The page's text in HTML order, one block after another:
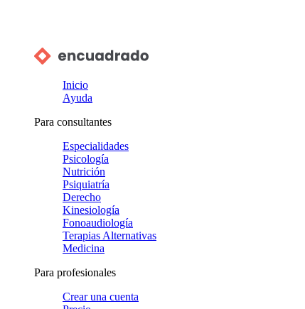
Inicio
Ayuda
Para consultantes
Especialidades
Psicología
Nutrición
Psiquiatría
Derecho
Kinesiología
Fonoaudiología
Terapias Alternativas
Medicina
Para profesionales
Crear una cuenta